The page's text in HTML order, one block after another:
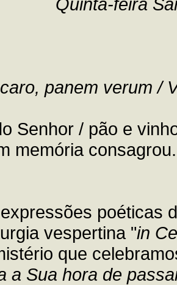
panem verum /
Senhor / pão e
memória
poéticas
vespertina "in
que
a Sua hora de